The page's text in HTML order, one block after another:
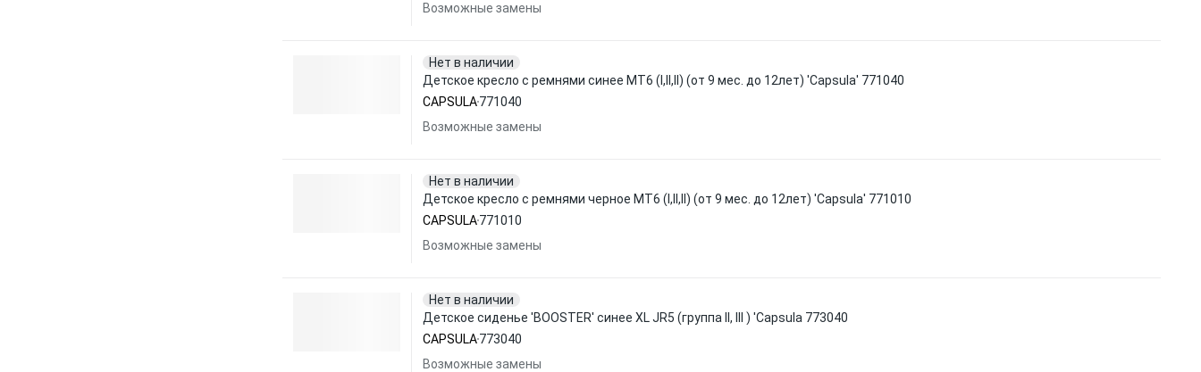
Возможные замены
Нет в наличии
Детское кресло с ремнями синее MT6 (I,II,II) (от 9 мес. до 12лет) 'Capsula' 771040
CAPSULA771040
Возможные замены
Нет в наличии
Детское кресло с ремнями черное MT6 (I,II,II) (от 9 мес. до 12лет) 'Capsula' 771010
CAPSULA771010
Возможные замены
Нет в наличии
Детское сиденье 'BOOSTER' синее XL JR5 (группа II, III ) 'Capsula 773040
CAPSULA773040
Возможные замены